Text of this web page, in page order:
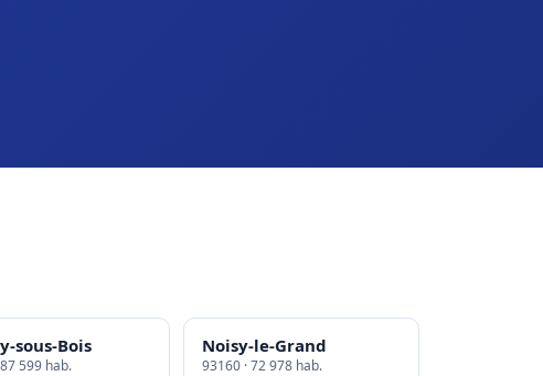
sous-Bois
599 hab.
Noisy-le-Grand
93160 · 72 978 hab.